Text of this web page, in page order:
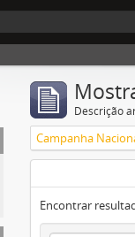
Descrição
Encontrar